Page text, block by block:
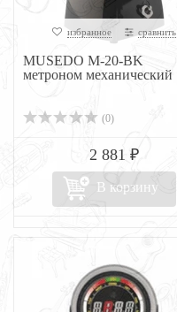
избранное сравнить
MUSEDO M-20-BK
метроном механический
(0)
2 881 ₽
В корзину